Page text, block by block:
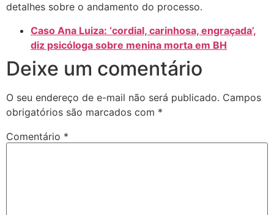
detalhes sobre o andamento do processo.
Caso Ana Luiza: ‘cordial, carinhosa, engraçada’,
diz psicóloga sobre menina morta em BH
Deixe um comentário
O seu endereço de e-mail não será publicado. Campos
obrigatórios são marcados com *
Comentário *